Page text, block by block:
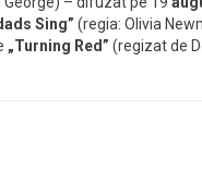
Sing” (regia: Olivia
„Turning Red” (regizat de